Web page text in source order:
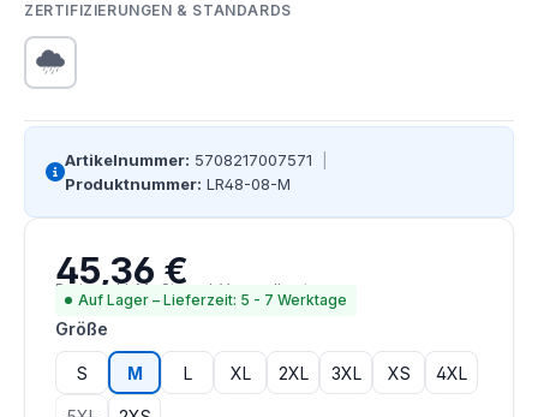
ZERTIFIZIERUNGEN & STANDARDS
Artikelnummer: 5708217007571
Produktnummer: LR48-08-M
Regulärer Preis:
45,36 €
Preise inkl. MwSt. zzgl. Versandkosten
Auf Lager – Lieferzeit: 5 - 7 Werktage
Größe
S M L XL 2XL 3XL XS 4XL